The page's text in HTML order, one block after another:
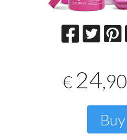
€ 24,90
Buy